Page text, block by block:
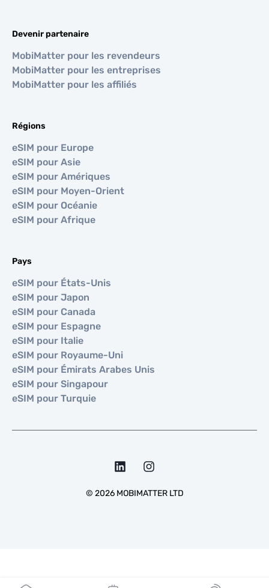
Devenir partenaire
MobiMatter pour les revendeurs
MobiMatter pour les entreprises
MobiMatter pour les affiliés
Régions
eSIM pour Europe
eSIM pour Asie
eSIM pour Amériques
eSIM pour Moyen-Orient
eSIM pour Océanie
eSIM pour Afrique
Pays
eSIM pour États-Unis
eSIM pour Japon
eSIM pour Canada
eSIM pour Espagne
eSIM pour Italie
eSIM pour Royaume-Uni
eSIM pour Émirats Arabes Unis
eSIM pour Singapour
eSIM pour Turquie
© 2026MOBIMATTER LTD